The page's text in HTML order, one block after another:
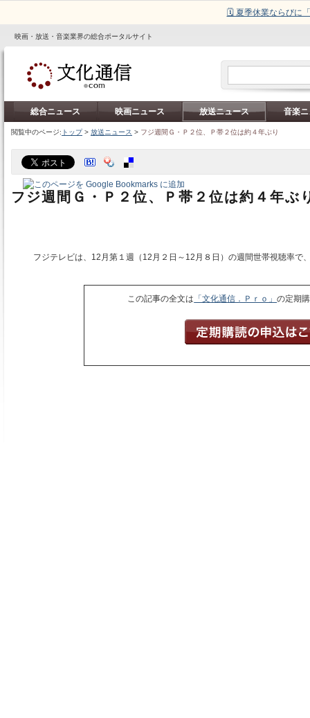
🗓️ 夏季休業ならびに
映画・放送・音楽業界の総合ポータルサイト
総合ニュース 映画ニュース 放送ニュース 音楽
閲覧中のページ: トップ> 放送ニュース > フジ週間Ｇ・Ｐ２位、Ｐ帯２位は約４年ぶり
フジ週間Ｇ・Ｐ２位、Ｐ帯２位は約４年ぶ
フジテレビは、12月第１週（12月２日～12月８日）の週間世帯視聴率
この記事の全文は 「文化通信．Ｐｒｏ」の定期